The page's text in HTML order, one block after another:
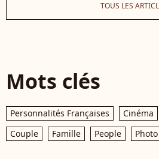
TOUS LES
Mots clés
Personnalités Françaises Cinéma
Couple
Famille People Photo